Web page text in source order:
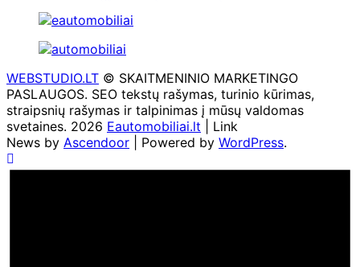
WEBSTUDIO.LT © SKAITMENINIO MARKETINGO
PASLAUGOS. SEO tekstų rašymas, turinio kūrimas,
straipsnių rašymas ir talpinimas į mūsų valdomas
svetaines. 2026 Eautomobiliai.lt | Link
News by Ascendoor | Powered by WordPress.